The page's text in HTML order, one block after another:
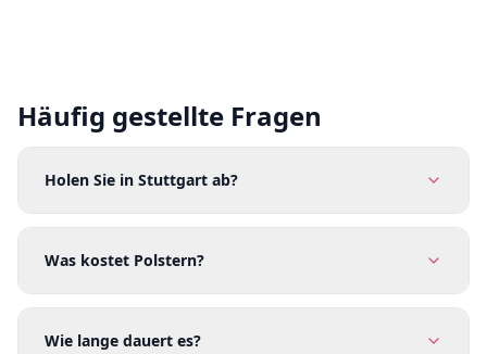
Häufig gestellte Fragen
Holen Sie in Stuttgart ab?
Was kostet Polstern?
Wie lange dauert es?